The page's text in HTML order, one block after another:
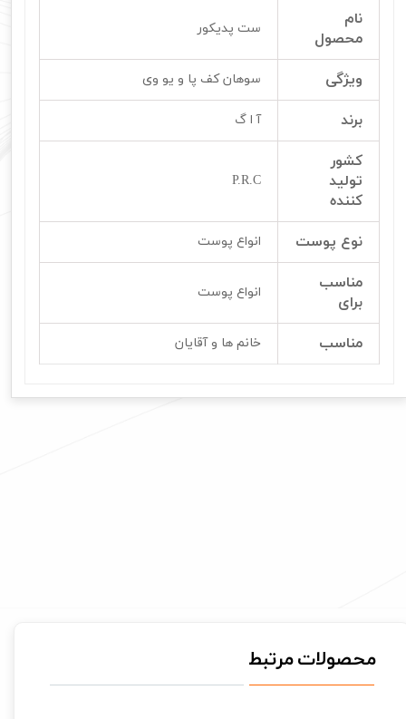
نام
محصول
ست پدیکور
ویژگی سوهان کف پا و یو وی
برند آ ا گ
کشور
تولید
کننده
P.R.C
نوع پوست انواع پوست
مناسب
برای
انواع پوست
مناسب خانم ها و آقایان
محصولات مرتبط